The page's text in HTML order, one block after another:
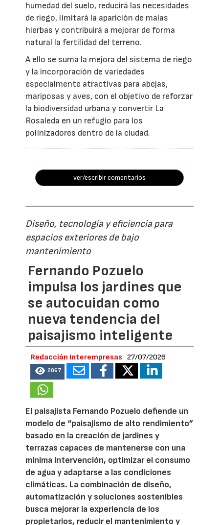
humedad del suelo, reducirá las necesidades
de riego, limitará la aparición de malas
hierbas y contribuirá a mejorar de forma
natural la fertilidad del terreno.
A ello se suma la mejora del sistema de riego
y la incorporación de variedades
especialmente atractivas para abejas,
mariposas y aves, con el objetivo de reforzar
la biodiversidad urbana y convertir La
Rosaleda en un refugio para los
polinizadores dentro de la ciudad.
ver/escribir comentarios
Diseño, tecnología y eficiencia para
espacios exteriores de bajo
mantenimiento
Fernando Pozuelo
impulsa los jardines que
se autocuidan como
nueva tendencia del
paisajismo inteligente
Redacción Interempresas 27/07/2026
2067
El paisajista Fernando Pozuelo defiende un
modelo de “paisajismo de alto rendimiento”
basado en la creación de jardines y
terrazas capaces de mantenerse con una
mínima intervención, optimizar el consumo
de agua y adaptarse a las condiciones
climáticas. La combinación de diseño,
automatización y soluciones sostenibles
busca mejorar la experiencia de los
propietarios, reducir el mantenimiento y